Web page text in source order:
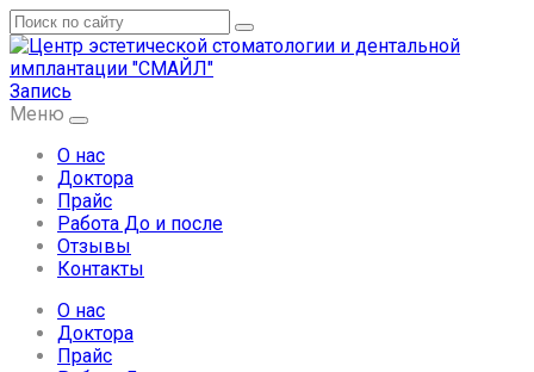
Запись
Меню
О нас
Доктора
Прайс
Работа До и после
Отзывы
Контакты
О нас
Доктора
Прайс